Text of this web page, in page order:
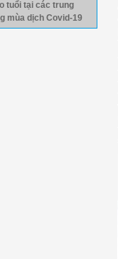
tuổi tại các trung
mùa dịch Covid-19